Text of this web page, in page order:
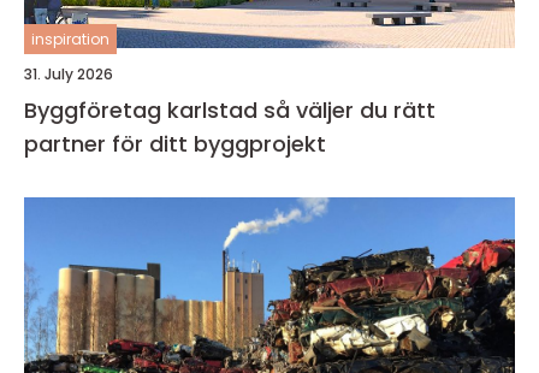
inspiration
31. July 2026
Byggföretag karlstad så väljer du rätt
partner för ditt byggprojekt